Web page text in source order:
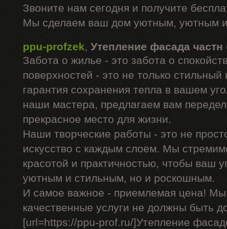
Звоните нам сегодня и получите
Мы сделаем ваш дом уютным, уютным
ppu-profzek, Утепление фасада частн
Забота о жилье - это забота о
поверхностей - это не только
гарантия сохранения тепла в вашем
наши мастера, предлагаем вам
прекрасное место для жизни.
Наши творческие работы - это не
искусство с каждым слоем. Мы
красотой и практичностью, чтобы ваш
уютным и стильным, но и роскошным.
И самое важное - приемлемая цена! Мы
качественные услуги не должны быть
[url=https://ppu-prof.ru/]Утепление